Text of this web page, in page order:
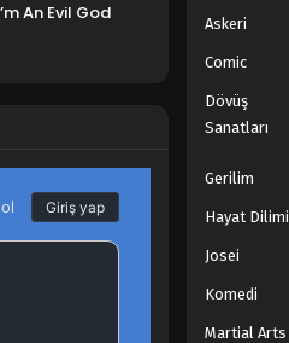
An Evil God Askeri
Comic
Dövüş
Sanatları
Gerilim
Hayat Dilimi
Josei
Komedi
Martial Arts